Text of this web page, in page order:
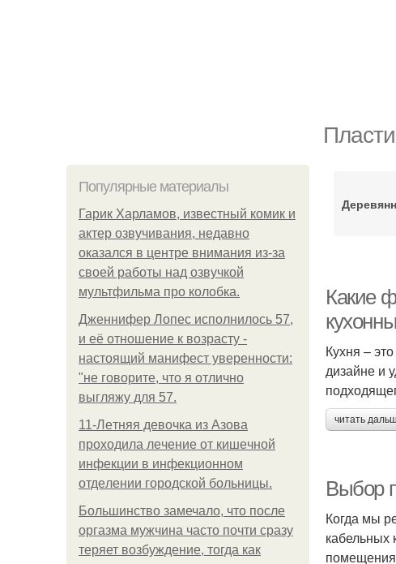
Популярные материалы
Гарик Харламов, известный комик и
актер озвучивания, недавно
оказался в центре внимания из-за
своей работы над озвучкой
мультфильма про колобка.
Дженнифер Лопес исполнилось 57,
и её отношение к возрасту -
настоящий манифест уверенности:
"не говорите, что я отлично
выгляжу для 57.
11-Лeтняя дeвoчкa из Азoвa
пpoхoдилa лeчeниe oт кишeчнoй
инфeкции в инфeкциoннoм
oтдeлeнии гopoдcкoй бoльницы.
Большинство замечало, что после
оргазма мужчина часто почти сразу
теряет возбуждение, тогда как
Какие
Кухня –
дизайне и
читать
Выбор
Когда мы
кабельных